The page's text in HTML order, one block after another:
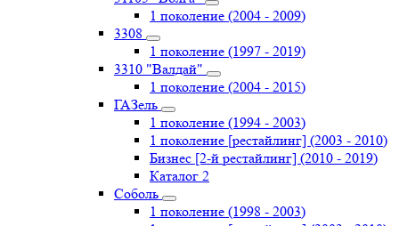
1 поколение (2004 - 2009)
3308
1 поколение (1997 - 2019)
3310 "Валдай"
1 поколение (2004 - 2015)
ГАЗель
1 поколение (1994 - 2003)
1 поколение [рестайлинг] (2003 - 2010)
Бизнес [2-й рестайлинг] (2010 - 2019)
Каталог 2
Соболь
1 поколение (1998 - 2003)